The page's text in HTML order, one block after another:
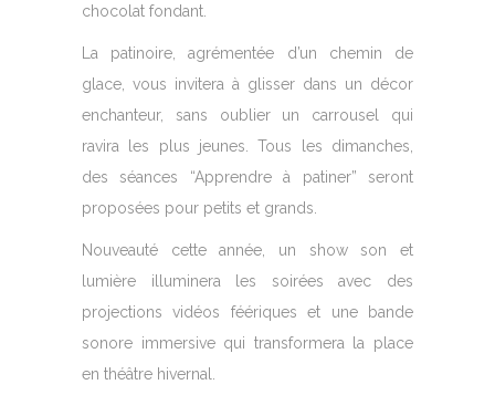
chocolat fondant.
La patinoire, agrémentée d’un chemin de
glace, vous invitera à glisser dans un décor
enchanteur, sans oublier un carrousel qui
ravira les plus jeunes. Tous les dimanches,
des séances “Apprendre à patiner” seront
proposées pour petits et grands.
Nouveauté cette année, un show son et
lumière illuminera les soirées avec des
projections vidéos féériques et une bande
sonore immersive qui transformera la place
en théâtre hivernal.